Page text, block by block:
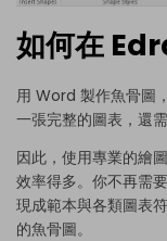
如何在
用 Word 製作魚骨圖
一張完整的圖表，還
因此，使用專業的繪
效率得多。你不再需
現成範本與各類圖表
的魚骨圖。